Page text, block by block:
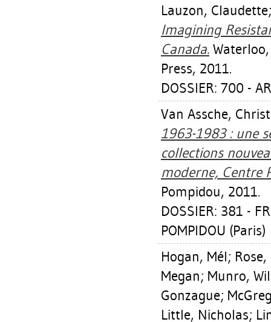
Lauzon, Claudette
Imagining
Canada.
Press, 2011.
DOSSIER: 700 -
Van Assche,
1963-1983 : une
collections
moderne, Centre
Pompidou, 2011.
DOSSIER: 381 -
POMPIDOU (Paris)
Hogan, Mél;
Megan; Munro,
Gonzague;
Little, Nicholas;